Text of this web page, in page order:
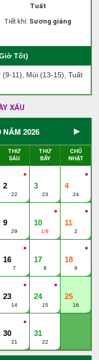
Tuất
Tiết khí: Sương giáng
Tốt)
11), Mùi (13-15), Tuất
XẤU
NĂM 2026 ►
THỨ
SÁU
THỨ
BẨY
CHỦ
NHẬT
●
2
22
3
23
●
4
24
9
29
●
10
1/9
●
11
2
●
16
7
17
8
●
18
9
●
23
14
●
24
15
25
16
●
30
21
31
22